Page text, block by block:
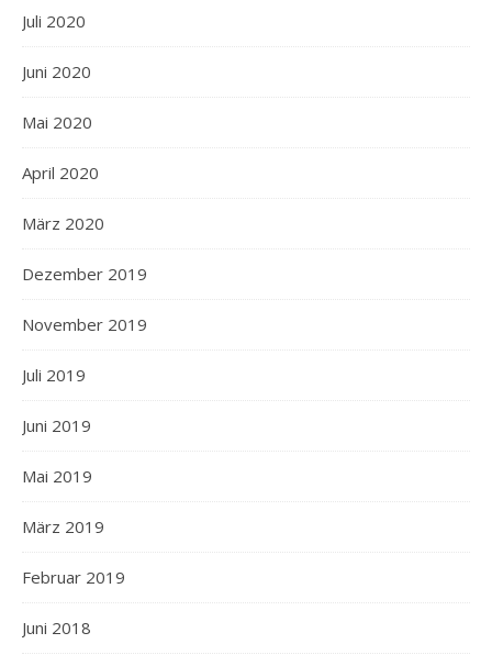
Juli 2020
Juni 2020
Mai 2020
April 2020
März 2020
Dezember 2019
November 2019
Juli 2019
Juni 2019
Mai 2019
März 2019
Februar 2019
Juni 2018